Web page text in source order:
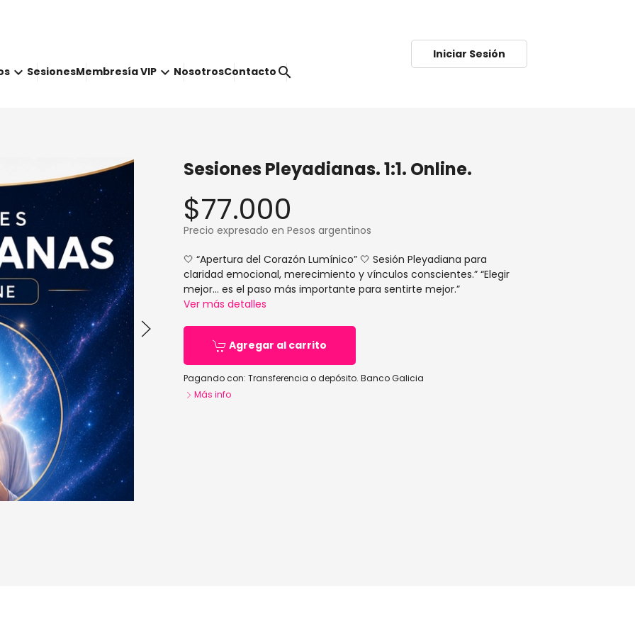
keyboard_arrow_down SesionesMembresía VIP keyboard_arrow_down NosotrosContacto search
Iniciar Sesión
Sesiones Pleyadianas. 1:1. Online.
$77.000
Precio expresado en Pesos argentinos
🤍 “Apertura del Corazón Lumínico” 🤍 Sesión Pleyadiana para
claridad emocional, merecimiento y vínculos conscientes.” “Elegir
mejor... es el paso más importante para sentirte mejor.”
Ver más detalles
Agregar al carrito
Pagando con: Transferencia o depósito. Banco Galicia
Más info